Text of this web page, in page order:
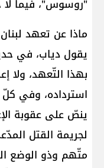
"روسوس"، فيما لا
ماذا عن تعهد
بهذا التّعهد، ولا
استرداده، وفي
ينصّ على عقوبة
لجريمة القتل
متّهم وذو الوضع